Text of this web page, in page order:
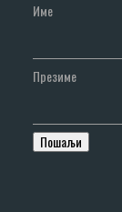
Име
Презиме